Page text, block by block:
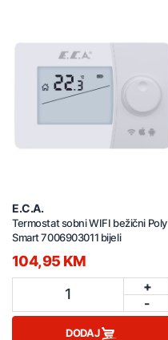
E.C.A.
Termostat sobni WIFI bežični Poly
Smart 7006903011 bijeli
104,95 KM
1
+
-
DODAJ